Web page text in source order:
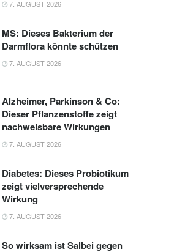
7. AUGUST 2026
MS: Dieses Bakterium der
Darmflora könnte schützen
7. AUGUST 2026
Alzheimer, Parkinson & Co:
Dieser Pflanzenstoffe zeigt
nachweisbare Wirkungen
7. AUGUST 2026
Diabetes: Dieses Probiotikum
zeigt vielversprechende
Wirkung
7. AUGUST 2026
So wirksam ist Salbei gegen